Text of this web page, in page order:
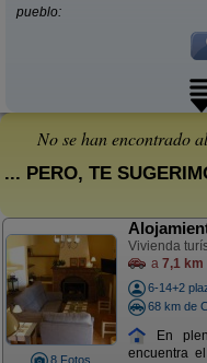
pueblo:
No se han encontrado
... PERO, TE
8 Fotos
Vivienda
a 7,1 km
6-14+2
68 km de
En
encuentra